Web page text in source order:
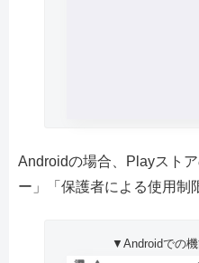
Androidの場合、Playスト
ー」「保護者による使用制
▼Androidでの